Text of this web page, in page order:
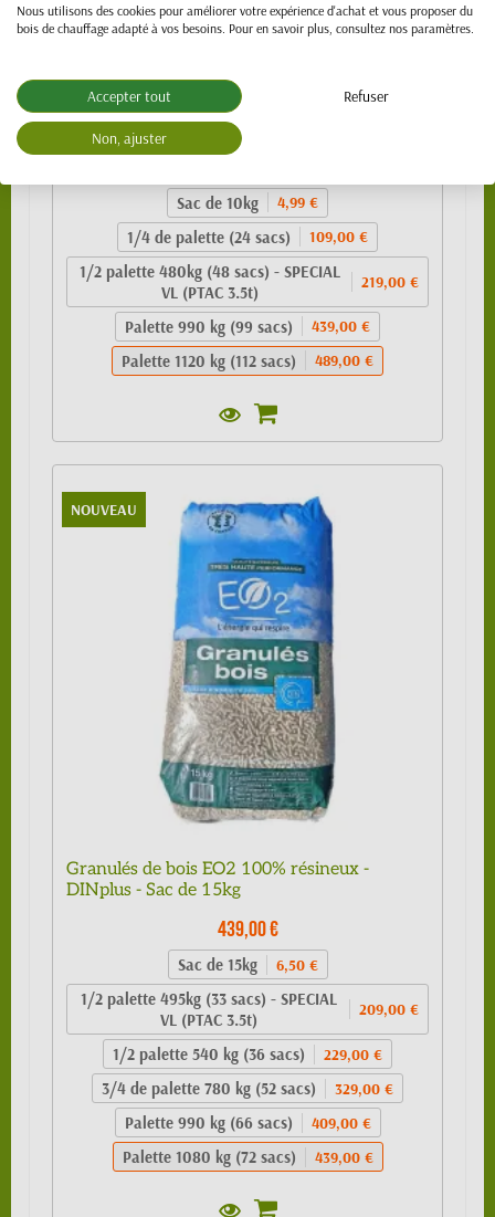
Granulés de bois 100% résineux- BIO PELLET
EnPlus A1 - SAC 10kg
Sac de 10kg 4,99 €
1/4 de palette (24 sacs) 109,00 €
1/2 palette 480kg (48 sacs) - SPECIAL
VL (PTAC 3.5t)
219,00 €
Palette 990 kg (99 sacs) 439,00 €
Palette 1120 kg (112 sacs) 489,00 €
NOUVEAU
Granulés de bois EO2 100% résineux -
DINplus - Sac de 15kg
439,00 €
Sac de 15kg 6,50 €
1/2 palette 495kg (33 sacs) - SPECIAL
VL (PTAC 3.5t)
209,00 €
1/2 palette 540 kg (36 sacs) 229,00 €
3/4 de palette 780 kg (52 sacs) 329,00 €
Palette 990 kg (66 sacs) 409,00 €
Palette 1080 kg (72 sacs) 439,00 €
Nous utilisons des cookies pour améliorer votre expérience d'achat et vous proposer du
bois de chauffage adapté à vos besoins. Pour en savoir plus, consultez nos paramètres.
Accepter tout Refuser
Non, ajuster